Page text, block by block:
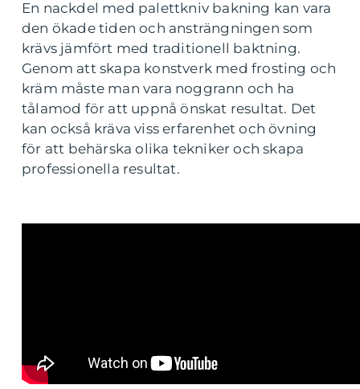
En nackdel med palettkniv bakning kan vara
den ökade tiden och ansträngningen som
krävs jämfört med traditionell baktning.
Genom att skapa konstverk med frosting och
kräm måste man vara noggrann och ha
tålamod för att uppnå önskat resultat. Det
kan också kräva viss erfarenhet och övning
för att behärska olika tekniker och skapa
professionella resultat.